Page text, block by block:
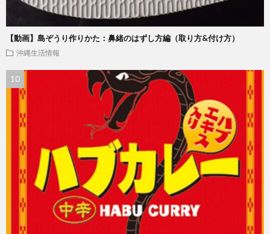
【動画】島ぞうり作りかた：鼻緒のはずし方編（取り方&付け方）
沖縄生活情報